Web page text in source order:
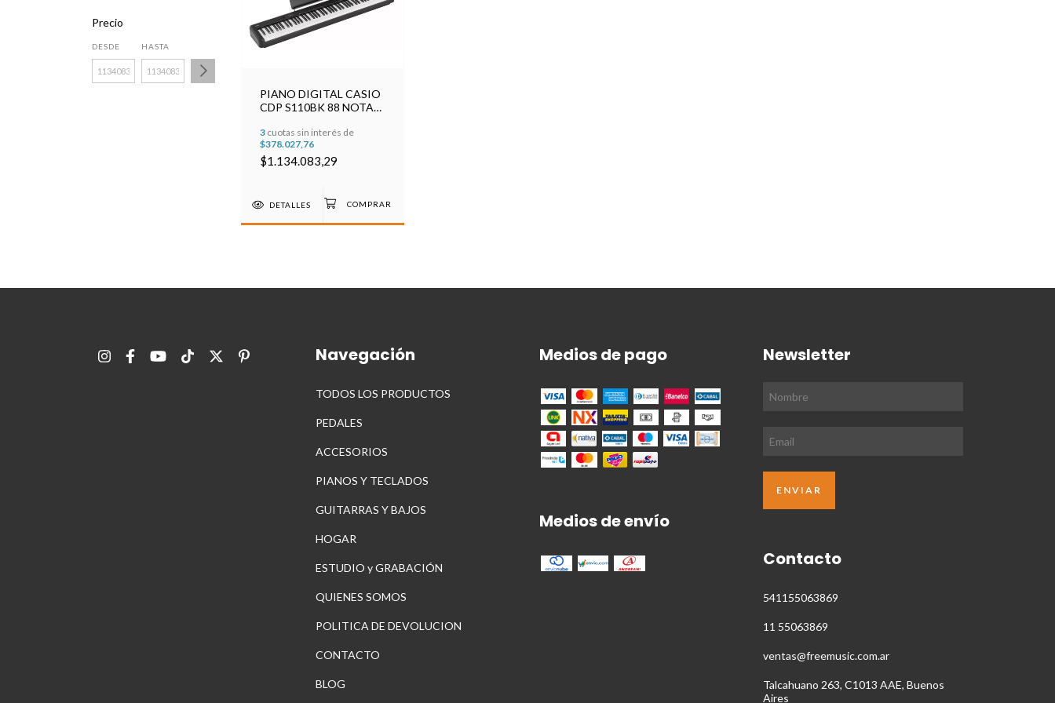
Precio
DESDE HASTA
PIANO DIGITAL CASIO
CDP S110BK 88 NOTAS
3 cuotas sin interés de
$378.027,76
$1.134.083,29
DETALLES
Navegación
TODOS LOS PRODUCTOS
PEDALES
ACCESORIOS
PIANOS Y TECLADOS
GUITARRAS Y BAJOS
HOGAR
ESTUDIO y GRABACIÓN
QUIENES SOMOS
POLITICA DE DEVOLUCION
CONTACTO
BLOG
Medios de pago
Medios de envío
Newsletter
Contacto
541155063869
11 55063869
ventas@freemusic.com.ar
Talcahuano 263, C1013 AAE, Buenos
Aires